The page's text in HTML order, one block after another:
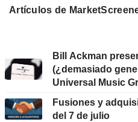
Artículos de
Bill Ackman
(¿demasiado
Universal Music
Fusiones y
del 7 de julio